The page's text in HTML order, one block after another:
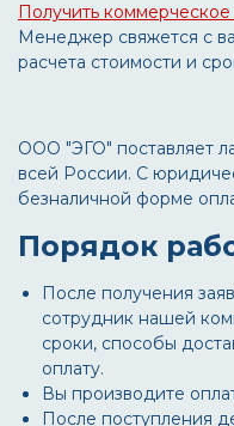
Получить
Менеджер свяжется с
расчета стоимости и
ООО "ЭГО" поставляет
всей России. С
безналичной форме
Порядок
После получения
сотрудник нашей
сроки, способы
оплату.
Вы производите
После поступления